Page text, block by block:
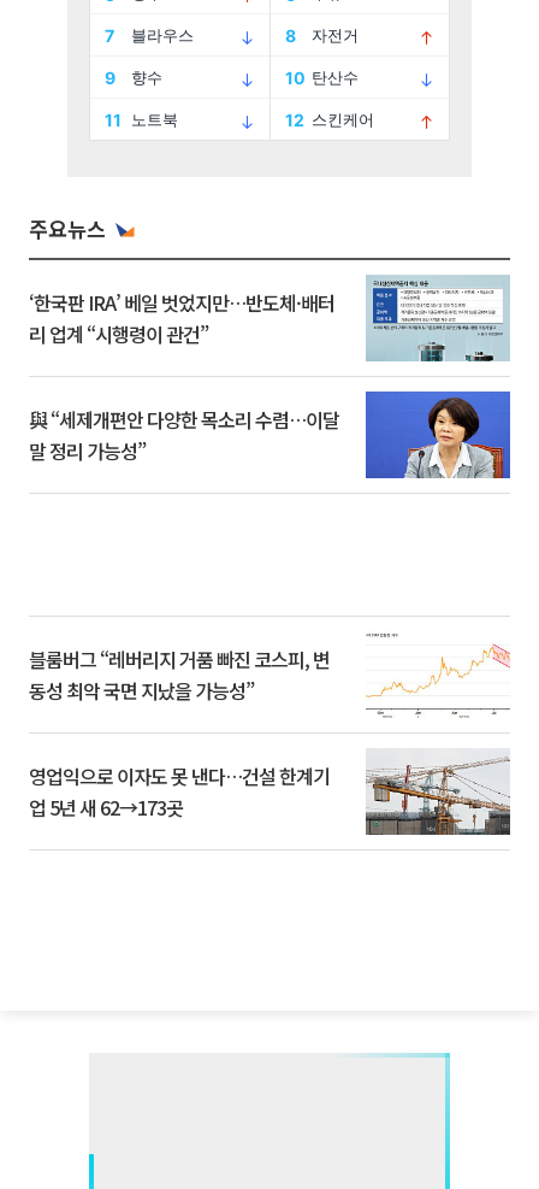
주요뉴스
‘한국판 IRA’ 베일 벗었지만…반도체·배터
리 업계 “시행령이 관건”
與 “세제개편안 다양한 목소리 수렴…이달
말 정리 가능성”
블룸버그 “레버리지 거품 빠진 코스피, 변
동성 최악 국면 지났을 가능성”
영업익으로 이자도 못 낸다…건설 한계기
업 5년 새 62→173곳